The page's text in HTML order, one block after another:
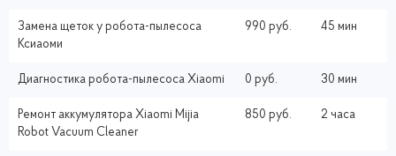
Замена щеток у робота-пылесоса
Ксиаоми
990 руб. 45 мин
Диагностика робота-пылесоса Xiaomi 0 руб. 30 мин
Ремонт аккумулятора Xiaomi Mijia
Robot Vacuum Cleaner
850 руб. 2 часа